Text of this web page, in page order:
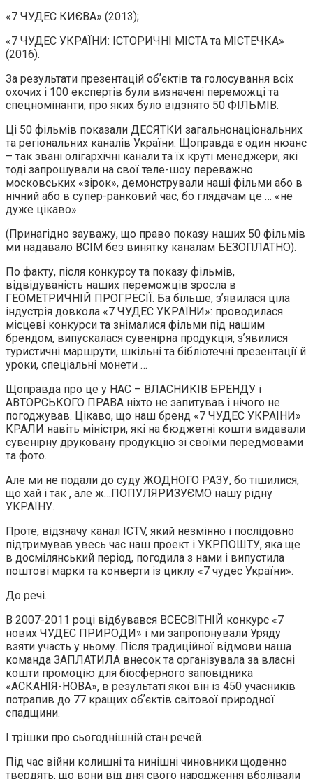
«7 ЧУДЕС КИЄВА» (2013);
«7 ЧУДЕС УКРАЇНИ: ІСТОРИЧНІ МІСТА та МІСТЕЧКА»
(2016).
За результати презентацій обʼєктів та голосування всіх
охочих і 100 експертів були визначені переможці та
спецномінанти, про яких було відзнято 50 ФІЛЬМІВ.
Ці 50 фільмів показали ДЕСЯТКИ загальнонаціональних
та регіональних каналів України. Щоправда є один нюанс
– так звані олігархічні канали та їх круті менеджери, які
тоді запрошували на свої теле-шоу переважно
московських «зірок», демонстрували наші фільми або в
нічний або в супер-ранковий час, бо глядачам це … «не
дуже цікаво».
(Принагідно зауважу, що право показу наших 50 фільмів
ми надавало ВСІМ без винятку каналам БЕЗОПЛАТНО).
По факту, після конкурсу та показу фільмів,
відвідуваність наших переможців зросла в
ГЕОМЕТРИЧНІЙ ПРОГРЕСІЇ. Ба більше, зʼявилася ціла
індустрія довкола «7 ЧУДЕС УКРАЇНИ»: проводилася
місцеві конкурси та знімалися фільми під нашим
брендом, випускалася сувенірна продукція, зʼявилися
туристичні маршрути, шкільні та бібліотечні презентації й
уроки, спеціальні монети …
Щоправда про це у НАС – ВЛАСНИКІВ БРЕНДУ і
АВТОРСЬКОГО ПРАВА ніхто не запитував і нічого не
погоджував. Цікаво, що наш бренд «7 ЧУДЕС УКРАЇНИ»
КРАЛИ навіть міністри, які на бюджетні кошти видавали
сувенірну друковану продукцію зі своїми передмовами
та фото.
Але ми не подали до суду ЖОДНОГО РАЗУ, бо тішилися,
що хай і так , але ж…ПОПУЛЯРИЗУЄМО нашу рідну
УКРАЇНУ.
Проте, відзначу канал ICTV, який незмінно і послідовно
підтримував увесь час наш проект і УКРПОШТУ, яка ще
в досмілянський період, погодила з нами і випустила
поштові марки та конверти із циклу «7 чудес України».
До речі.
В 2007-2011 році відбувався ВСЕСВІТНІЙ конкурс «7
нових ЧУДЕС ПРИРОДИ» і ми запропонували Уряду
взяти участь у ньому. Після традиційної відмови наша
команда ЗАПЛАТИЛА внесок та організувала за власні
кошти промоцію для біосферного заповідника
«АСКАНІЯ-НОВА», в результаті якої він із 450 учасників
потрапив до 77 кращих обʼєктів світової природної
спадщини.
І трішки про сьогоднішній стан речей.
Під час війни колишні та нинішні чиновники щоденно
твердять, що вони від дня свого народження вболівали